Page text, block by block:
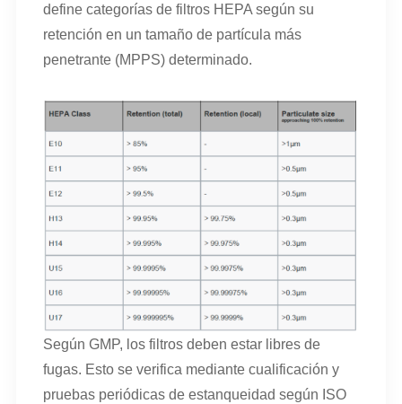
define categorías de filtros HEPA según su
retención en un tamaño de partícula más
penetrante (MPPS) determinado.
Según GMP, los filtros deben estar libres de
fugas. Esto se verifica mediante cualificación y
pruebas periódicas de estanqueidad según ISO